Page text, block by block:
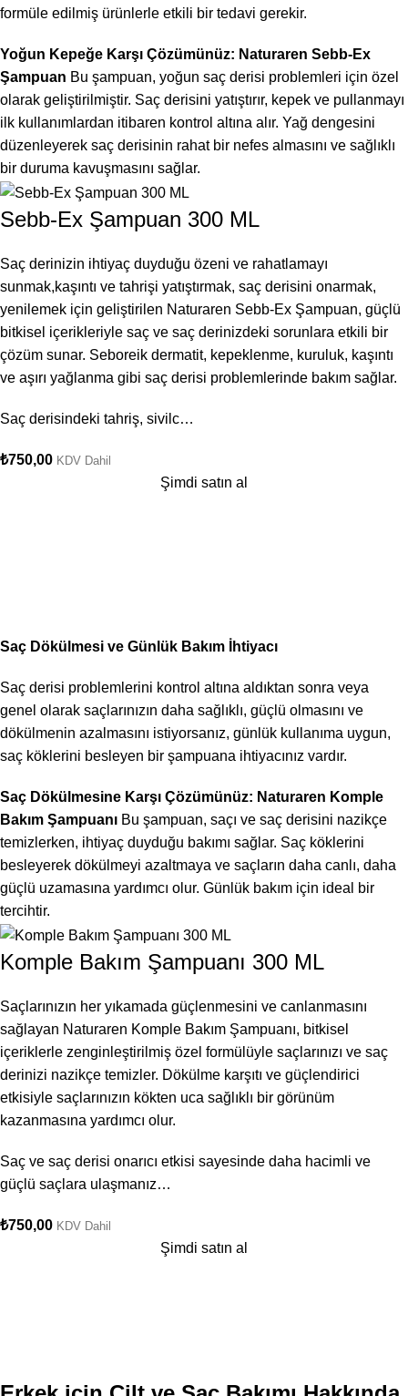
formüle edilmiş ürünlerle etkili bir tedavi gerekir.
Yoğun Kepeğe Karşı Çözümünüz: Naturaren Sebb-Ex
Şampuan Bu şampuan, yoğun saç derisi problemleri için özel
olarak geliştirilmiştir. Saç derisini yatıştırır, kepek ve pullanmayı
ilk kullanımlardan itibaren kontrol altına alır. Yağ dengesini
düzenleyerek saç derisinin rahat bir nefes almasını ve sağlıklı
bir duruma kavuşmasını sağlar.
Sebb-Ex Şampuan 300 ML
Saç derinizin ihtiyaç duyduğu özeni ve rahatlamayı
sunmak,kaşıntı ve tahrişi yatıştırmak, saç derisini onarmak,
yenilemek için geliştirilen Naturaren Sebb-Ex Şampuan, güçlü
bitkisel içerikleriyle saç ve saç derinizdeki sorunlara etkili bir
çözüm sunar. Seboreik dermatit, kepeklenme, kuruluk, kaşıntı
ve aşırı yağlanma gibi saç derisi problemlerinde bakım sağlar.
Saç derisindeki tahriş, sivilc…
₺750,00 KDV Dahil
Şimdi satın al
Saç Dökülmesi ve Günlük Bakım İhtiyacı
Saç derisi problemlerini kontrol altına aldıktan sonra veya
genel olarak saçlarınızın daha sağlıklı, güçlü olmasını ve
dökülmenin azalmasını istiyorsanız, günlük kullanıma uygun,
saç köklerini besleyen bir şampuana ihtiyacınız vardır.
Saç Dökülmesine Karşı Çözümünüz: Naturaren Komple
Bakım Şampuanı Bu şampuan, saçı ve saç derisini nazikçe
temizlerken, ihtiyaç duyduğu bakımı sağlar. Saç köklerini
besleyerek dökülmeyi azaltmaya ve saçların daha canlı, daha
güçlü uzamasına yardımcı olur. Günlük bakım için ideal bir
tercihtir.
Komple Bakım Şampuanı 300 ML
Saçlarınızın her yıkamada güçlenmesini ve canlanmasını
sağlayan Naturaren Komple Bakım Şampuanı, bitkisel
içeriklerle zenginleştirilmiş özel formülüyle saçlarınızı ve saç
derinizi nazikçe temizler. Dökülme karşıtı ve güçlendirici
etkisiyle saçlarınızın kökten uca sağlıklı bir görünüm
kazanmasına yardımcı olur.
Saç ve saç derisi onarıcı etkisi sayesinde daha hacimli ve
güçlü saçlara ulaşmanız…
₺750,00 KDV Dahil
Şimdi satın al